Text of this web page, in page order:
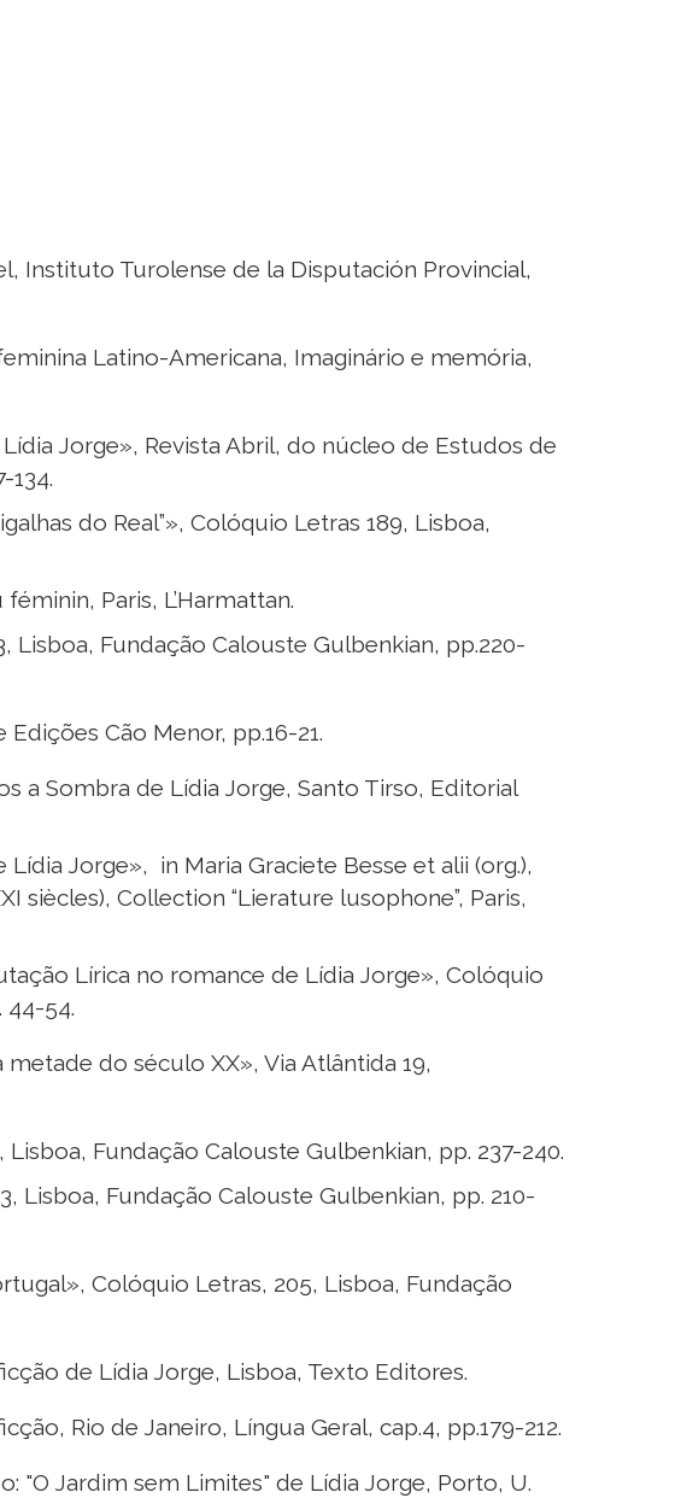
Instituto Turolense de la Disputación Provincial,
Latino-Americana, Imaginário e memória,
Jorge», Revista Abril, do núcleo de Estudos de
134.
do Real”», Colóquio Letras 189, Lisboa,
Paris, L’Harmattan.
Fundação Calouste Gulbenkian, pp.220-
Edições Cão Menor, pp.16-21.
a Sombra de Lídia Jorge, Santo Tirso, Editorial
Jorge», in Maria Graciete Besse et alii (org.),
siècles), Collection “Lierature lusophone”, Paris,
Lírica no romance de Lídia Jorge», Colóquio
44-54.
do século XX», Via Atlântida 19,
Fundação Calouste Gulbenkian, pp. 237-240.
Lisboa, Fundação Calouste Gulbenkian, pp. 210-
Colóquio Letras, 205, Lisboa, Fundação
de Lídia Jorge, Lisboa, Texto Editores.
Rio de Janeiro, Língua Geral, cap.4, pp.179-212.
"O Jardim sem Limites" de Lídia Jorge, Porto, U.